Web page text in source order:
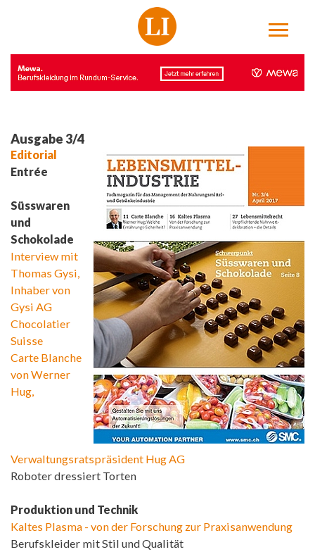
Ausgabe 3/4
Editorial
Entrée
Süsswaren
und
Schokolade
Interview mit
Thomas Gysi,
Inhaber von
Gysi AG
Chocolatier
Suisse
Carte Blanche
von Werner
Hug,
Verwaltungsratspräsident Hug AG
Roboter dressiert Torten
Produktion und Technik
Kaltes Plasma - von der Forschung zur Praxisanwendung
Berufskleider mit Stil und Qualität